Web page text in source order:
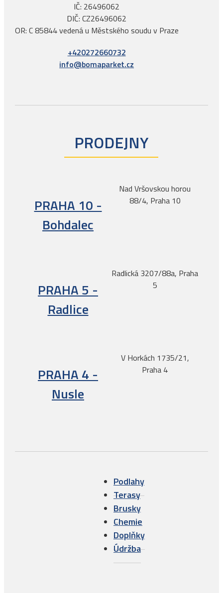
IČ: 26496062
DIČ: CZ26496062
OR: C 85844 vedená u Městského soudu v Praze
+420272660732
info@bomaparket.cz
PRODEJNY
PRAHA 10 -
Bohdalec
Nad Vršovskou horou
88/4, Praha 10
PRAHA 5 -
Radlice
Radlická 3207/88a, Praha
5
PRAHA 4 -
Nusle
V Horkách 1735/21,
Praha 4
Podlahy
Terasy
Brusky
Chemie
Doplňky
Údržba